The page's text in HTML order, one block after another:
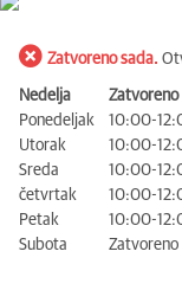
Zatvoreno sada.
Nedelja
Zatvoreno
Ponedeljak
10:00-
Utorak
10:00-
Sreda
10:00-
četvrtak
10:00-
Petak
10:00-
Subota
Zatvoreno